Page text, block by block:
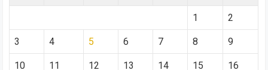
1 2
3 4 5 6 7 8 9
10 11 12 13 14 15 16